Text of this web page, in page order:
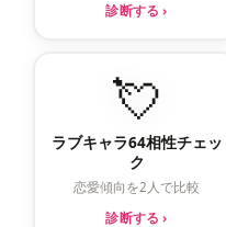
診断する ›
💘
ラブキャラ64相性チェッ
ク
恋愛傾向を2人で比較
診断する ›